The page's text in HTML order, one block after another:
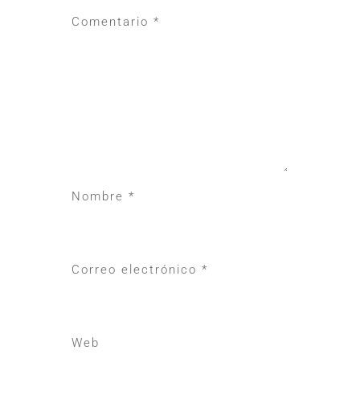
Comentario *
Nombre *
Correo electrónico *
Web